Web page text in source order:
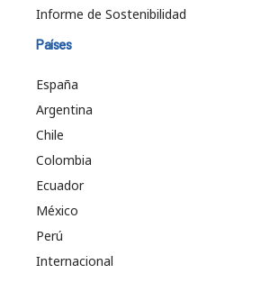
Informe de Sostenibilidad
Países
España
Argentina
Chile
Colombia
Ecuador
México
Perú
Internacional